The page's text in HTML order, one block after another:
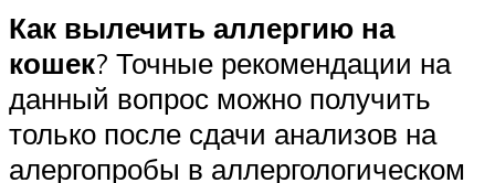
Как вылечить аллергию на
кошек? Точные рекомендации на
данный вопрос можно получить
только после сдачи анализов на
алергопробы в аллергологическом